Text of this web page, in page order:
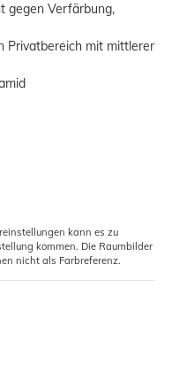
gegen Verfärbung,
Privatbereich mit mittlerer
kann es zu
kommen. Die Raumbilder
nicht als Farbreferenz.